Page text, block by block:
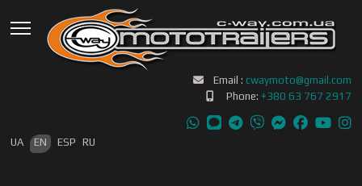
Email : cwaymoto@gmail.com
Phone: +380 63 767 2917
Select your language
UA EN ESP RU